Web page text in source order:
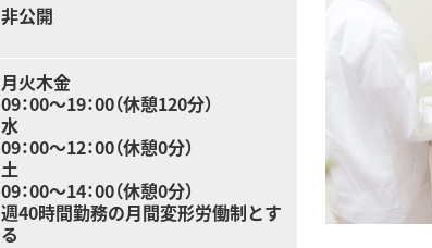
非公開
月火木金
09：00～19：00（休憩120分）
水
09：00～12：00（休憩0分）
土
09：00～14：00（休憩0分）
週40時間勤務の月間変形労働制とす
る